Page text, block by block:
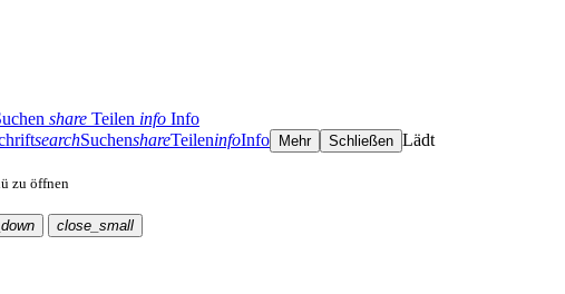
share Teilen info Info
searchSuchenshareTeileninfoInfo Mehr Schließen Lädt
zu öffnen
close_small